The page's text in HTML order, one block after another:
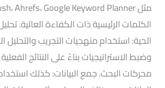
الكلمات الرئيسية ذات الكفاءة العالية.
الحية: استخدام منهجيات التجريب والتحليل
وضبط الاستراتيجيات بناءً على النتائج
محركات البحث. جمع البيانات: كذلك